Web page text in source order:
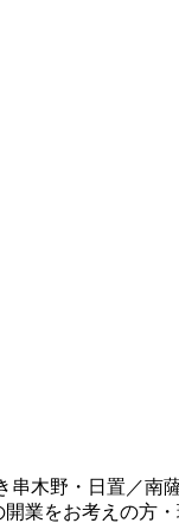
木野・日置／
業をお考えの方